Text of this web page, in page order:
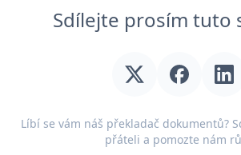
Sdílejte prosím tuto
Líbí se vám náš překladač dokumentů?
přáteli a pomozte nám